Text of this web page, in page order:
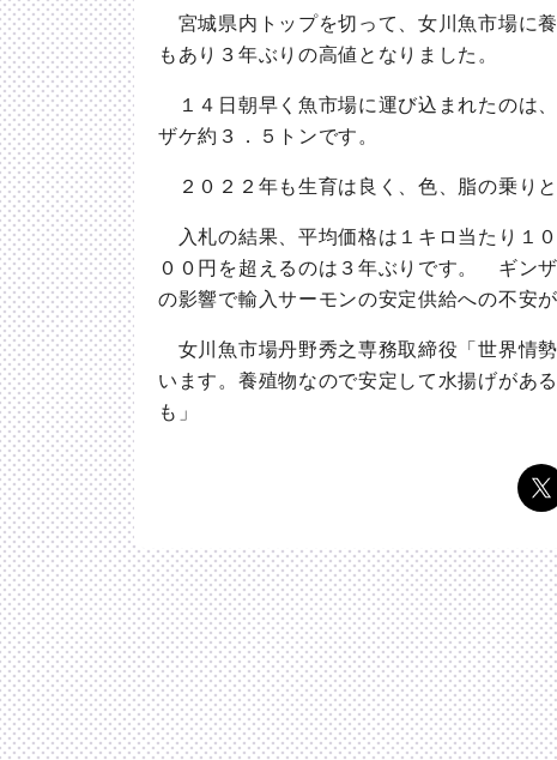
宮城県内トップを切って、女川魚市場に
もあり３年ぶりの高値となりました。
１４日朝早く魚市場に運び込まれたのは
ザケ約３．５トンです。
２０２２年も生育は良く、色、脂の乗り
入札の結果、平均価格は１キロ当たり１
００円を超えるのは３年ぶりです。 ギン
の影響で輸入サーモンの安定供給への不安
女川魚市場丹野秀之専務取締役「世界情
います。養殖物なので安定して水揚げがあ
も」